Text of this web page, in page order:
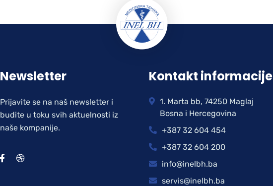
Newsletter
Prijavite se na naš newsletter i
budite u toku svih aktuelnosti iz
naše kompanije.
Kontakt informacije
1. Marta bb, 74250 Maglaj
Bosna i Hercegovina
+387 32 604 454
+387 32 604 200
info@inelbh.ba
servis@inelbh.ba